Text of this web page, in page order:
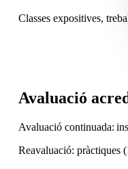
Classes expositives,
Avaluació
Avaluació continuada:
Reavaluació: pràctiques